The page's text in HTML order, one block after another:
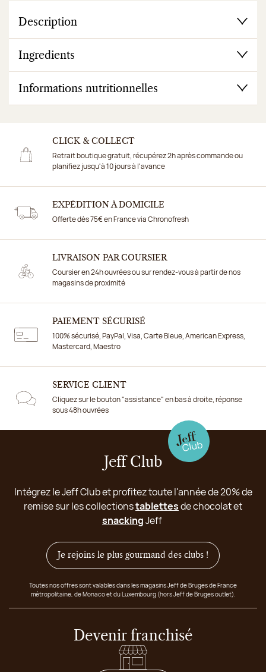
Description
Ingredients
Informations nutritionnelles
CLICK & COLLECT
Retrait boutique gratuit, récupérez 2h après commande ou
planifiez jusqu'à 10 jours à l'avance
EXPÉDITION À DOMICILE
Offerte dès 75€ en France via Chronofresh
LIVRAISON PAR COURSIER
Coursier en 24h ouvrées ou sur rendez-vous à partir de nos
magasins de proximité
PAIEMENT SÉCURISÉ
100% sécurisé, PayPal, Visa, Carte Bleue, American Express,
Mastercard, Maestro
SERVICE CLIENT
Cliquez sur le bouton "assistance" en bas à droite, réponse
sous 48h ouvrées
Jeff Club
Intégrez le Jeff Club et profitez toute l'année de 20% de
remise sur les collectionstablettesde chocolat et
snackingJeff
Je rejoins le plus gourmand des clubs !
Toutes nos offres sont valables dans les magasins Jeff de Bruges de France
métropolitaine, de Monaco et du Luxembourg (hors Jeff de Bruges outlet).
Devenir franchisé